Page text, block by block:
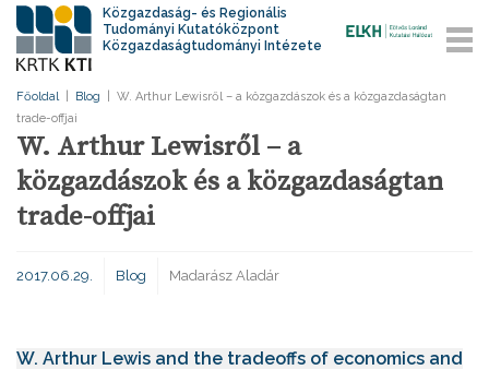
Közgazdaság- és Regionális
Tudományi Kutatóközpont
Közgazdaságtudományi Intézete
Főoldal Blog
W. Arthur Lewisről – a közgazdászok és a közgazdaságtan
trade-offjai
W. Arthur Lewisről – a
közgazdászok és a közgazdaságtan
trade-offjai
2017.06.29. Blog Madarász Aladár
W. Arthur Lewis and the tradeoffs of economics and